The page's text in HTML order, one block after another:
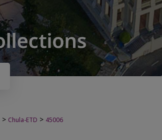
> Chula-ETD > 45006